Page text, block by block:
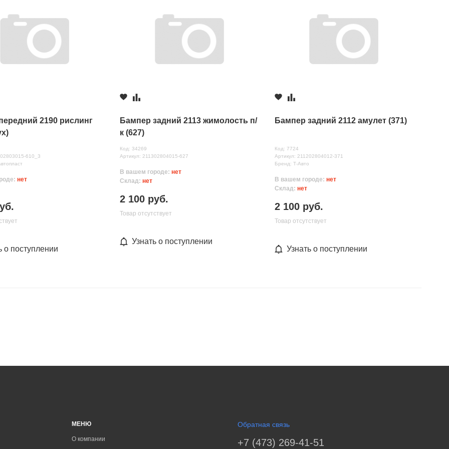
2190 рислинг
610_3
нет
о поступлении
Бампер задний 2113 жимолость п/
к (627)
Код: 34269
Артикул: 211302804015-627
В вашем городе: нет
Склад: нет
2 100 руб.
Товар отсутствует
Узнать о поступлении
Бампер задний 2112 амулет (371)
Код: 7724
Артикул: 211202804012-371
Бренд: Т-Авто
В вашем городе: нет
Склад: нет
2 100 руб.
Товар отсутствует
Узнать о поступлении
МЕНЮ
О компании
Обратная связь
+7 (473) 269-41-51